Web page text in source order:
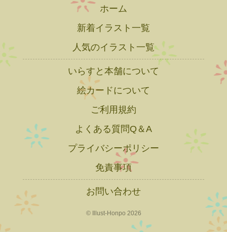
ホーム
新着イラスト一覧
人気のイラスト一覧
いらすと本舗について
絵カードについて
ご利用規約
よくある質問Q＆A
プライバシーポリシー
免責事項
お問い合わせ
© Illust-Honpo 2026